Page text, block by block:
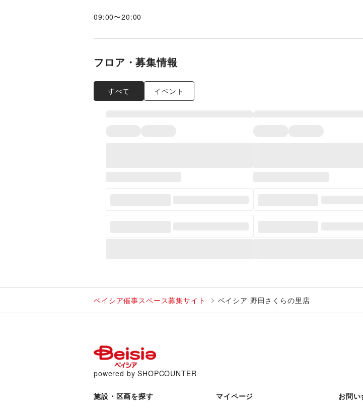
09:00〜20:00
フロア・募集情報
すべて イベント
ベイシア催事スペース募集サイト ベイシア 野田さくらの里店
powered by SHOPCOUNTER
施設・区画を探す
マイページ
お問い